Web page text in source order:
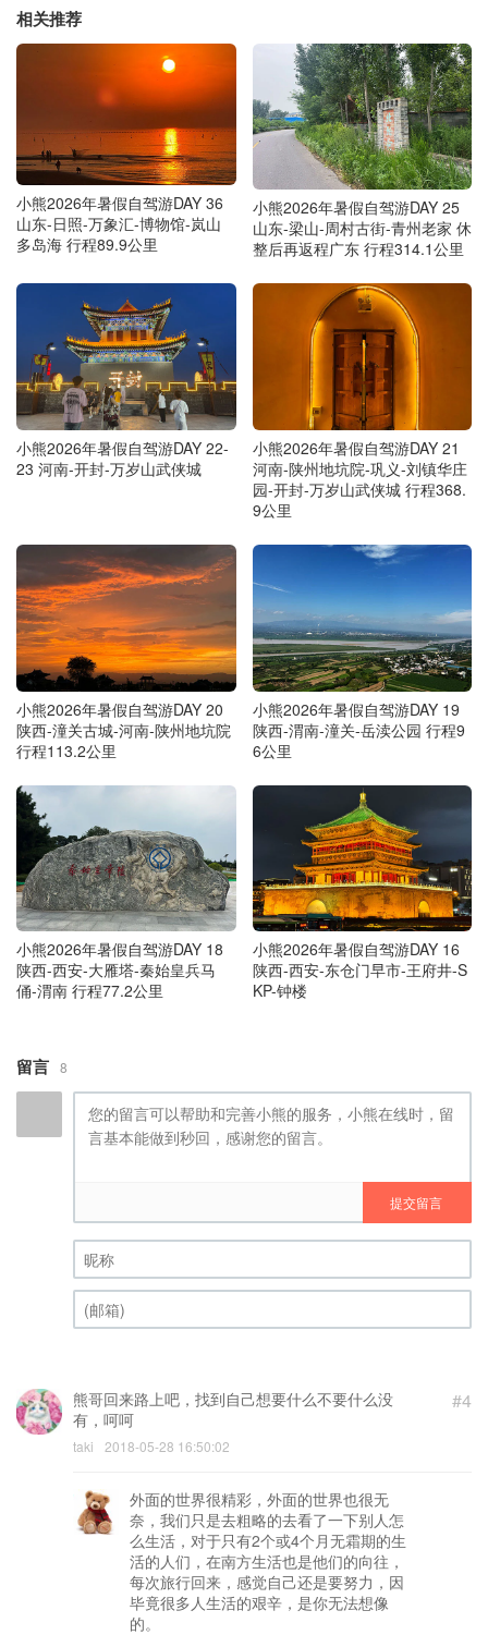
相关推荐
小熊2026年暑假自驾游DAY 36
山东-日照-万象汇-博物馆-岚山
多岛海 行程89.9公里
小熊2026年暑假自驾游DAY 25
山东-梁山-周村古街-青州老家 休
整后再返程广东 行程314.1公里
小熊2026年暑假自驾游DAY 22-
23 河南-开封-万岁山武侠城
小熊2026年暑假自驾游DAY 21
河南-陕州地坑院-巩义-刘镇华庄
园-开封-万岁山武侠城 行程368.
9公里
小熊2026年暑假自驾游DAY 20
陕西-潼关古城-河南-陕州地坑院
行程113.2公里
小熊2026年暑假自驾游DAY 19
陕西-渭南-潼关-岳渎公园 行程9
6公里
小熊2026年暑假自驾游DAY 18
陕西-西安-大雁塔-秦始皇兵马
俑-渭南 行程77.2公里
小熊2026年暑假自驾游DAY 16
陕西-西安-东仓门早市-王府井-S
KP-钟楼
留言 8
提交留言
昵称 (必填)
#4
熊哥回来路上吧，找到自己想要什么不要什么没
有，呵呵
taki 2018-05-28 16:50:02
外面的世界很精彩，外面的世界也很无
奈，我们只是去粗略的去看了一下别人怎
么生活，对于只有2个或4个月无霜期的生
活的人们，在南方生活也是他们的向往，
每次旅行回来，感觉自己还是要努力，因
毕竟很多人生活的艰辛，是你无法想像
的。